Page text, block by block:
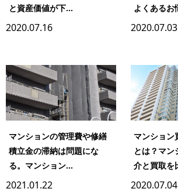
と資産価値が下...
2020.07.16
よくあるお
2020.07.03
マンションの管理費や修繕
積立金の滞納は問題にな
る。マンション...
2021.01.22
マンション
とは？マン
介と買取を
2020.07.04